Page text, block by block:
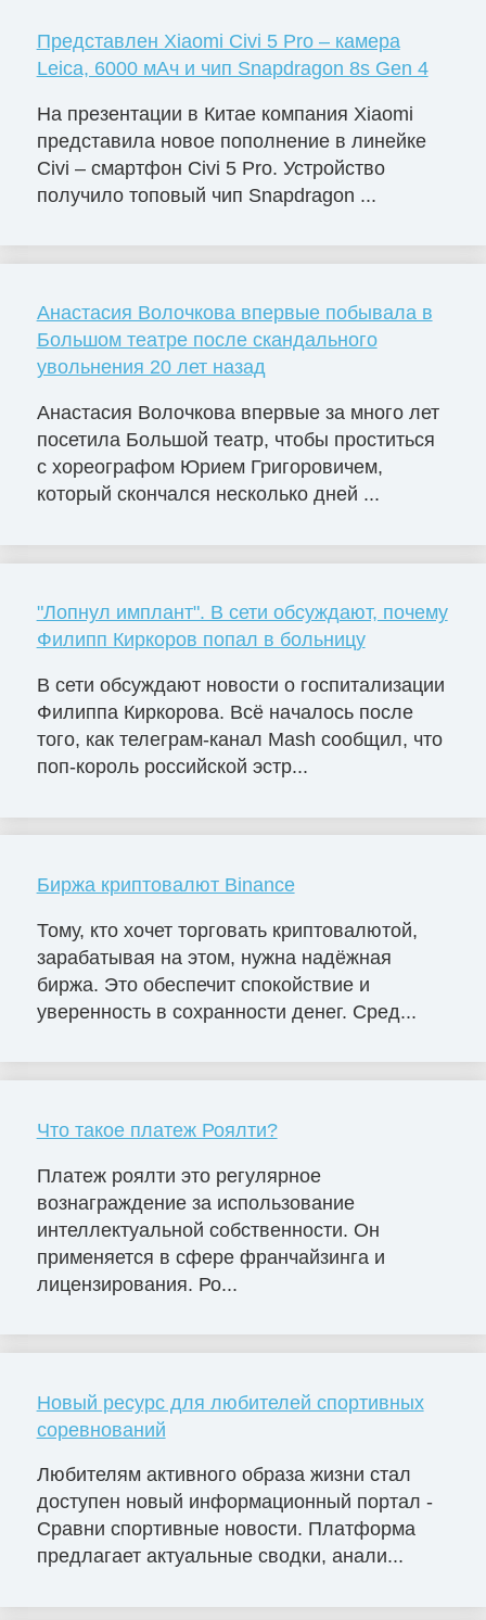
Представлен Xiaomi Civi 5 Pro – камера
Leica, 6000 мАч и чип Snapdragon 8s Gen 4
На презентации в Китае компания Xiaomi
представила новое пополнение в линейке
Civi – смартфон Civi 5 Pro. Устройство
получило топовый чип Snapdragon ...
Анастасия Волочкова впервые побывала в
Большом театре после скандального
увольнения 20 лет назад
Анастасия Волочкова впервые за много лет
посетила Большой театр, чтобы проститься
с хореографом Юрием Григоровичем,
который скончался несколько дней ...
"Лопнул имплант". В сети обсуждают, почему
Филипп Киркоров попал в больницу
В сети обсуждают новости о госпитализации
Филиппа Киркорова. Всё началось после
того, как телеграм-канал Mash сообщил, что
поп-король российской эстр...
Биржа криптовалют Binance
Тому, кто хочет торговать криптовалютой,
зарабатывая на этом, нужна надёжная
биржа. Это обеспечит спокойствие и
уверенность в сохранности денег. Сред...
Что такое платеж Роялти?
Платеж роялти это регулярное
вознаграждение за использование
интеллектуальной собственности. Он
применяется в сфере франчайзинга и
лицензирования. Ро...
Новый ресурс для любителей спортивных
соревнований
Любителям активного образа жизни стал
доступен новый информационный портал -
Сравни спортивные новости. Платформа
предлагает актуальные сводки, анали...